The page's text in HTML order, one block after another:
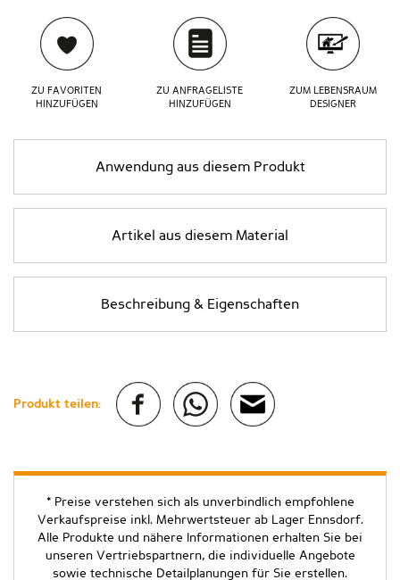
ZU FAVORITEN
HINZUFÜGEN
ZU ANFRAGELISTE
HINZUFÜGEN
ZUM LEBENSRAUM
DESIGNER
Anwendung aus diesem Produkt
Artikel aus diesem Material
Beschreibung & Eigenschaften
Produkt teilen:
* Preise verstehen sich als unverbindlich empfohlene
Verkaufspreise inkl. Mehrwertsteuer ab Lager Ennsdorf.
Alle Produkte und nähere Informationen erhalten Sie bei
unseren Vertriebspartnern, die individuelle Angebote
sowie technische Detailplanungen für Sie erstellen.